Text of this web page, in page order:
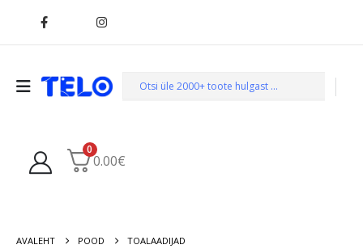
0
0.00€
AVALEHT POOD TOALAADIJAD